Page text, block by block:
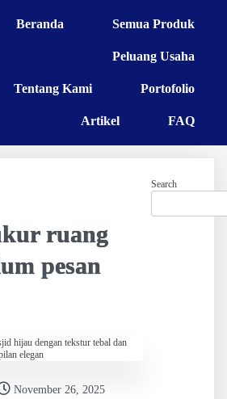
Beranda Semua Produk
Peluang Usaha
Tentang Kami Portofolio
Artikel FAQ
ruang
pesan
November 26, 2025
Search